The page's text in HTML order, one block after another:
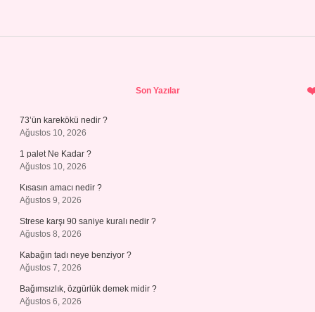
Son Yazılar
73’ün karekökü nedir ?
Ağustos 10, 2026
1 palet Ne Kadar ?
Ağustos 10, 2026
Kısasın amacı nedir ?
Ağustos 9, 2026
Strese karşı 90 saniye kuralı nedir ?
Ağustos 8, 2026
Kabağın tadı neye benziyor ?
Ağustos 7, 2026
Bağımsızlık, özgürlük demek midir ?
Ağustos 6, 2026